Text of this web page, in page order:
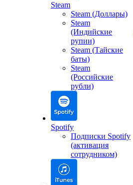
Steam
Steam (Доллары)
Steam
(Индийские
рупии)
Steam (Тайские
баты)
Steam
(Российские
рубли)
Spotify
Подписки Spotify
(активация
сотрудником)